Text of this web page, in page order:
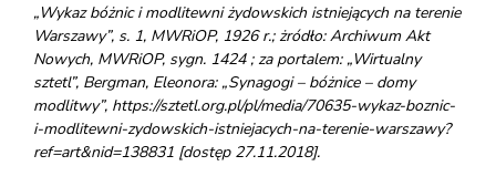
„Wykaz bóżnic i modlitewni żydowskich istniejących na terenie
Warszawy”, s. 1, MWRiOP, 1926 r.; żródło: Archiwum Akt
Nowych, MWRiOP, sygn. 1424 ; za portalem: „Wirtualny
sztetl”, Bergman, Eleonora: „Synagogi – bóżnice – domy
modlitwy”, https://sztetl.org.pl/pl/media/70635-wykaz-boznic-
i-modlitewni-zydowskich-istniejacych-na-terenie-warszawy?
ref=art&nid=138831 [dostęp 27.11.2018].